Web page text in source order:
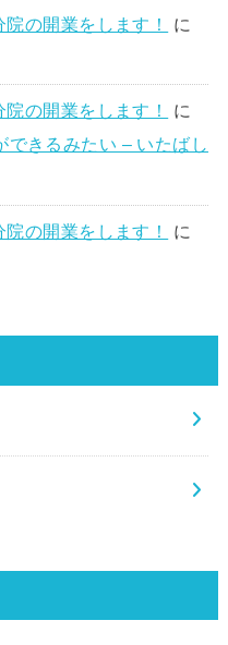
の開業をします！
に
の開業をします！
に
できるみたい – いたばし
の開業をします！
に